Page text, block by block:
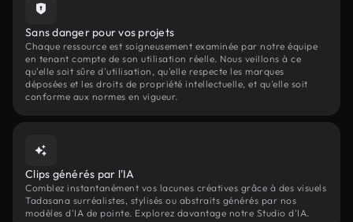
Sans danger pour vos projets
Chaque ressource est soigneusement examinée par notre équipe
en tenant compte de son utilisation réelle. Nous veillons à ce
qu'elle soit sûre d'utilisation, qu'elle respecte les marques
déposées et les droits de propriété intellectuelle, et qu'elle soit
conforme aux normes en vigueur.
Clips générés par l'IA
Comblez instantanément vos lacunes créatives grâce à des visuels
Tadasana surréalistes, stylisés ou abstraits générés par nos
modèles d'IA de pointe. Explorez davantage notre Studio d'IA.